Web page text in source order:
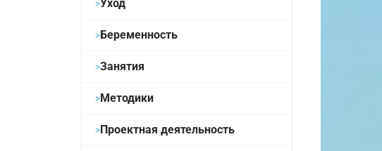
Уход
Беременность
Занятия
Методики
Проектная деятельность